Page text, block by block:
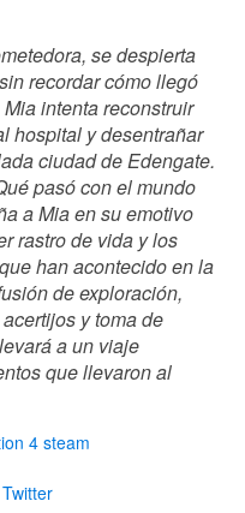
se despierta
recordar cómo llegó
intenta reconstruir
hospital y desentrañar
ciudad de Edengate.
pasó con el mundo
a Mia en su emotivo
rastro de vida y los
han acontecido en la
de exploración,
y toma de
a un viaje
que llevaron al
4steam
Twitter